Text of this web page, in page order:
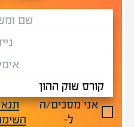
אני מסכים/ה
ל-